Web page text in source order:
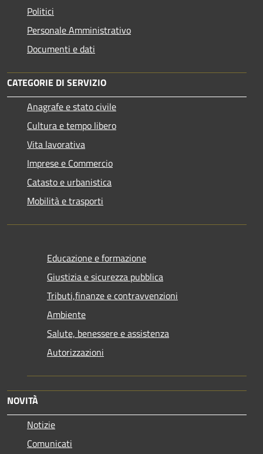
Politici
Personale Amministrativo
Documenti e dati
CATEGORIE DI SERVIZIO
Anagrafe e stato civile
Cultura e tempo libero
Vita lavorativa
Imprese e Commercio
Catasto e urbanistica
Mobilità e trasporti
Educazione e formazione
Giustizia e sicurezza pubblica
Tributi,finanze e contravvenzioni
Ambiente
Salute, benessere e assistenza
Autorizzazioni
NOVITÀ
Notizie
Comunicati